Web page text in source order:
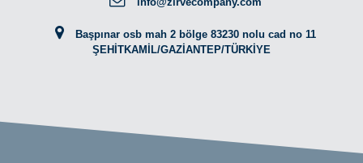
Başpınar osb mah 2 bölge 83230 nolu cad no 11
ŞEHİTKAMİL/GAZİANTEP/TÜRKİYE